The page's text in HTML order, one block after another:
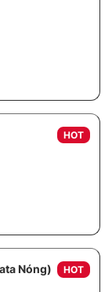
HOT
HOT
Nóng)